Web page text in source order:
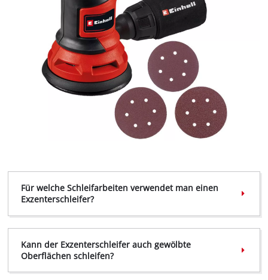
Wir benötigen deine Zustimmung, um
Google Maps laden zu können!
This content is not permitted to load due
Management Platform
Für welche Schleifarbeiten verwendet man einen
Exzenterschleifer?
Kann der Exzenterschleifer auch gewölbte
Oberflächen schleifen?